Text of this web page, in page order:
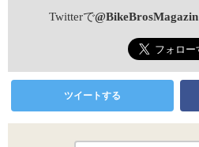
Twitterで@BikeBrosMagazin
ツイートする